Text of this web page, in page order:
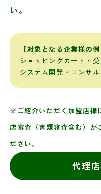
い。
【対象となる企業様の例
ショッピングカート・
システム開発・コンサ
※ご紹介いただく加盟店様
店審査（書類審査含む）が
ださい。
代理